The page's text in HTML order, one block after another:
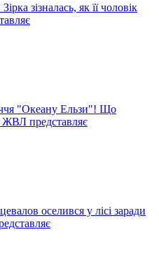
зізналась, як її чоловік
"Океану Ельзи"! Що
ЖВЛ представляє
оселився у лісі заради